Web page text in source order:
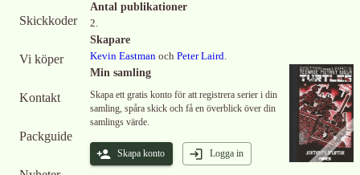
Skickkoder
Vi köper
Kontakt
Packguide
Antal publikationer
2.
Skapare
Kevin Eastman och Peter Laird.
Min samling
Skapa ett gratis konto för att registrera serier i din
samling, spåra skick och få en överblick över din
samlings värde.
Skapa konto Logga in